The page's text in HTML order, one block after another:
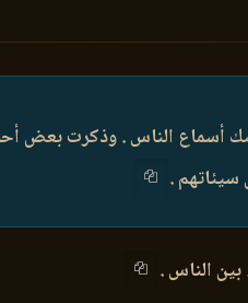
أسماع الناس . وذكرت بعض
.